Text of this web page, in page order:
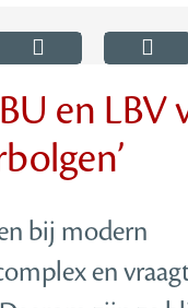
en LBV
bij modern
en